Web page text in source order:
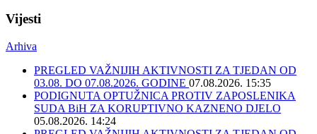
Vijesti
Arhiva
PREGLED VAŽNIJIH AKTIVNOSTI ZA TJEDAN OD
03.08. DO 07.08.2026. GODINE 07.08.2026. 15:35
PODIGNUTA OPTUŽNICA PROTIV ZAPOSLENIKA
SUDA BiH ZA KORUPTIVNO KAZNENO DJELO
05.08.2026. 14:24